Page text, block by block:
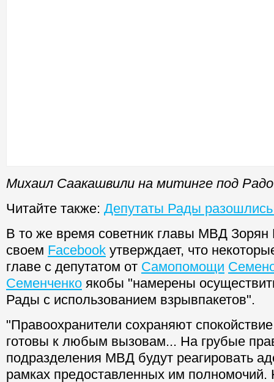
Михаил Саакашвили на митинге под
Читайте также: Депутаты Рады
В то же время советник главы МВД Зорян
своем Facebook утверждает, что
главе с депутатом от Самопомощи
Семенченко якобы "намерены
Рады с использованием взрывпакетов".
"Правоохранители сохраняют
готовы к любым вызовам... На грубые
подразделения МВД будут реагировать
рамках предоставленных им полномочий.